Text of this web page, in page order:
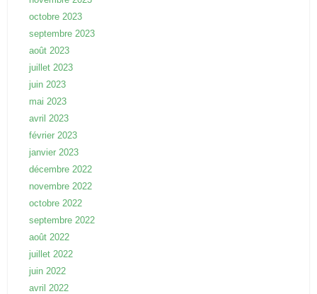
octobre 2023
septembre 2023
août 2023
juillet 2023
juin 2023
mai 2023
avril 2023
février 2023
janvier 2023
décembre 2022
novembre 2022
octobre 2022
septembre 2022
août 2022
juillet 2022
juin 2022
avril 2022